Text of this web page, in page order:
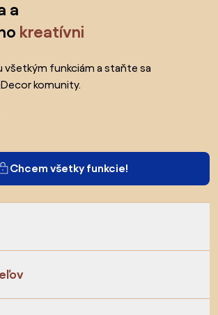
a
kreatívni
všetkým funkciám a staňte sa
komunity.
Chcem všetky funkcie!